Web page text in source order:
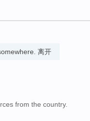
离开
from the country.